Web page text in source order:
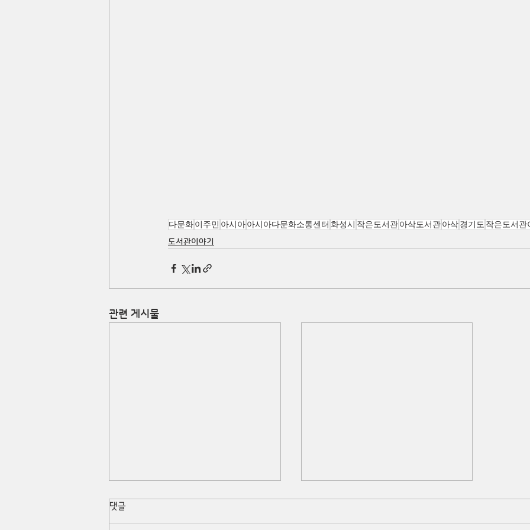
다문화이주민 아시아아시아다문화소통센터 화성시 작은도서관아삭도서관아삭경기도 작은도서관
도서관이야기
관련 게시물
댓글